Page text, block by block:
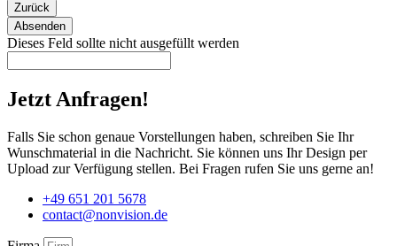
Zurück
Absenden
Dieses Feld sollte nicht ausgefüllt werden
Jetzt Anfragen!
Falls Sie schon genaue Vorstellungen haben, schreiben Sie Ihr
Wunschmaterial in die Nachricht. Sie können uns Ihr Design per
Upload zur Verfügung stellen. Bei Fragen rufen Sie uns gerne an!
+49 651 201 5678
contact@nonvision.de